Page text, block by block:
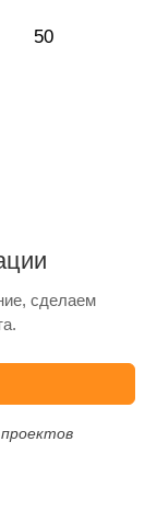
50
сделаем